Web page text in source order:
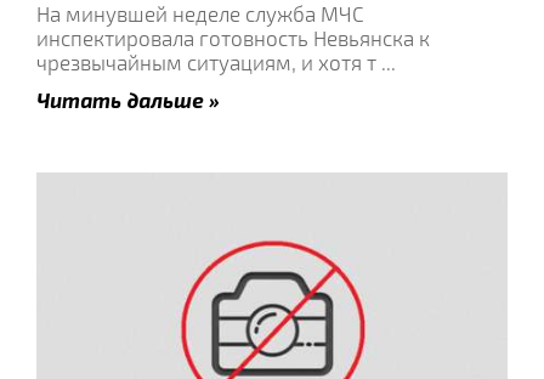
На минувшей неделе служба МЧС
инспектировала готовность Невьянска к
чрезвычайным ситуациям, и хотя т ...
Читать дальше »